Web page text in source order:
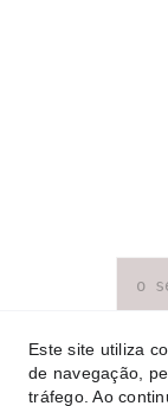
Este site utiliza
de navegação,
tráfego. Ao